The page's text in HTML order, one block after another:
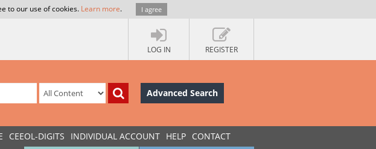
to our use of cookies. Learn more. I agree
LOG IN REGISTER
Advanced Search
CEEOL-DIGITS INDIVIDUAL ACCOUNT HELP CONTACT